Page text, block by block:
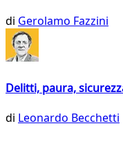
di Gerolamo Fazzini
Delitti, paura,
di Leonardo Becchetti